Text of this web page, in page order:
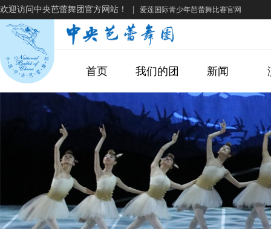
欢迎访问中央芭蕾舞团官方网站！ 爱莲国际青少年芭蕾舞比赛官网
首页 我们的团 新闻